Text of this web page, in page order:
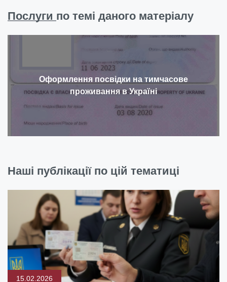
Послуги по темі даного матеріалу
Оформлення посвідки на тимчасове
проживання в Україні
Наші публікації по цій тематиці
15.02.2026